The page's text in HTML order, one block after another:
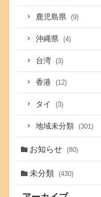
鹿児島県 (9)
沖縄県 (4)
台湾 (3)
香港 (12)
タイ (3)
地域未分類 (301)
お知らせ (80)
未分類 (430)